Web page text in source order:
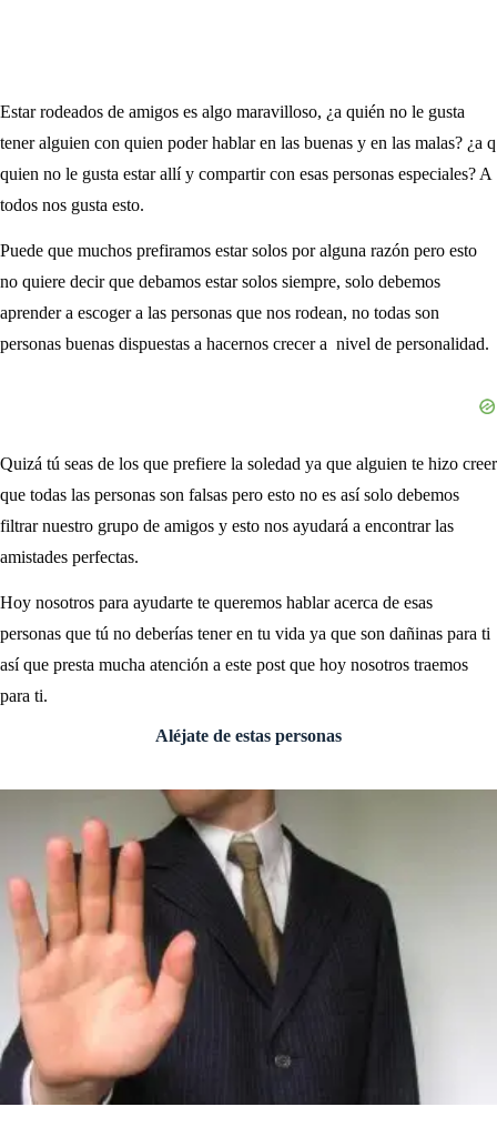
Estar rodeados de amigos es algo maravilloso, ¿a quién no le gusta
tener alguien con quien poder hablar en las buenas y en las malas? ¿a q
quien no le gusta estar allí y compartir con esas personas especiales? A
todos nos gusta esto.
Puede que muchos prefiramos estar solos por alguna razón pero esto
no quiere decir que debamos estar solos siempre, solo debemos
aprender a escoger a las personas que nos rodean, no todas son
personas buenas dispuestas a hacernos crecer a nivel de personalidad.
Quizá tú seas de los que prefiere la soledad ya que alguien te hizo creer
que todas las personas son falsas pero esto no es así solo debemos
filtrar nuestro grupo de amigos y esto nos ayudará a encontrar las
amistades perfectas.
Hoy nosotros para ayudarte te queremos hablar acerca de esas
personas que tú no deberías tener en tu vida ya que son dañinas para ti
así que presta mucha atención a este post que hoy nosotros traemos
para ti.
Aléjate de estas personas